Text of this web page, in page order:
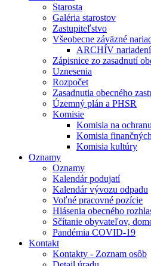
Starosta
Galéria starostov
Zastupiteľstvo
Všeobecne záväzné
ARCHÍV
Zápisnice zo zasadnutí
Uznesenia
Rozpočet
Zasadnutia obecného
Územný plán a PHSR
Komisie
Komisia na
Komisia
Komisia kultúry
Oznamy
Oznamy
Kalendár podujatí
Kalendár vývozu odpadu
Voľné pracovné pozície
Hlásenia obecného
Sčítanie obyvateľov,
Pandémia COVID-19
Kontakt
Kontakty - Zoznam osôb